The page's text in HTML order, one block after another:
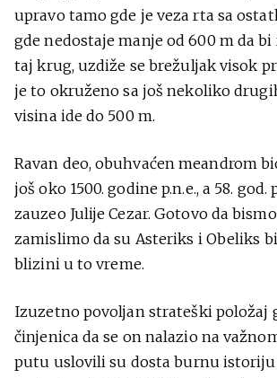
upravo tamo gde je veza rta sa
gde nedostaje manje od 600 m da
taj krug, uzdiže se brežuljak visok
je to okruženo sa još nekoliko
visina ide do 500 m.
Ravan deo, obuhvaćen meandrom
još oko 1500. godine p.n.e., a 58. god.
zauzeo Julije Cezar. Gotovo da
zamislimo da su Asteriks i Obeliks
blizini u to vreme.
Izuzetno povoljan strateški položaj
činjenica da se on nalazio na
putu uslovili su dosta burnu istoriju